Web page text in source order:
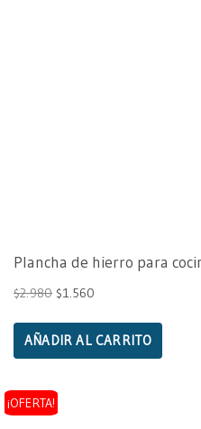
Plancha de hierro para
$2.980 $1.560
AÑADIR AL CARRITO
¡OFERTA!